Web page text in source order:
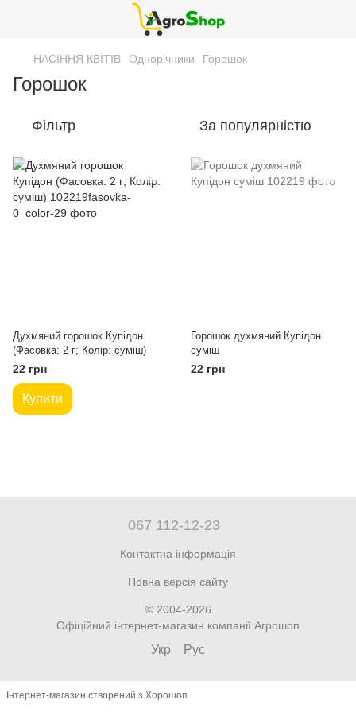
НАСІННЯ КВІТІВ Однорічники Горошок
Горошок
Фільтр За популярністю
Духмяний горошок Купідон
(Фасовка: 2 г; Колір: суміш)
22 грн
Купити
Горошок духмяний Купідон
суміш
22 грн
067 112-12-23
Контактна інформація
Повна версія сайту
© 2004-2026
Офіційний інтернет-магазин компанії Агрошоп
Укр Рус
Інтернет-магазин створений з Хорошоп